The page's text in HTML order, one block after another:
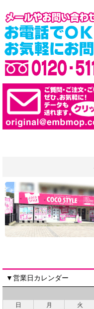
▼営業日カレンダー
日 月 火